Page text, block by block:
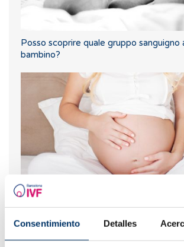
Consentimiento Detalles
Posso scoprire quale gruppo sanguigno
bambino?
Nuova gravidanza dopo un aborto